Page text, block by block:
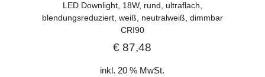
LED Downlight, 18W, rund, ultraflach,
blendungsreduziert, weiß, neutralweiß, dimmbar
CRI90
€ 87,48
inkl. 20 % MwSt.